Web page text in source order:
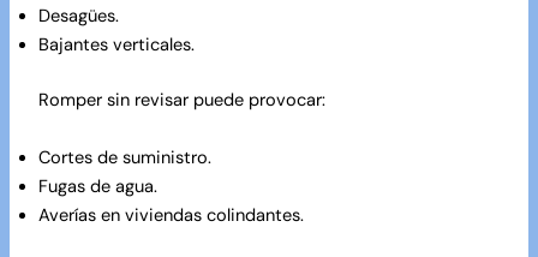
Desagües.
Bajantes verticales.
Romper sin revisar puede provocar:
Cortes de suministro.
Fugas de agua.
Averías en viviendas colindantes.